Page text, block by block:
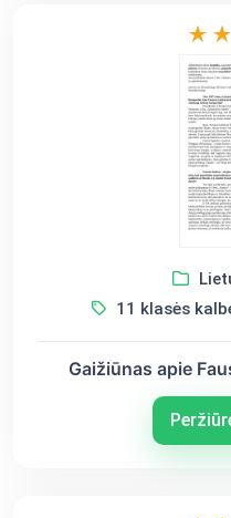
11 klasės
Gaižiūnas apie